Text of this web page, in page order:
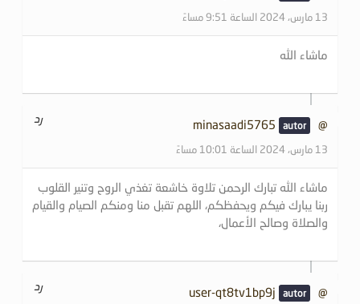
13 مارس، 2024 الساعة 9:51 مساءً
ماشاء الله
@minasaadi5765
13 مارس، 2024 الساعة 10:01 مساءً
رد
ماشاء الله تبارك الرحمن تلاوة خاشعة تغذي الروح وتنير القلوب
ربنا يبارك فيكم ويحفظكم، اللهم تقبل منا ومنكم الصيام والقيام
والصلاة وصالح الأعمال،
@user-qt8tv1bp9j رد